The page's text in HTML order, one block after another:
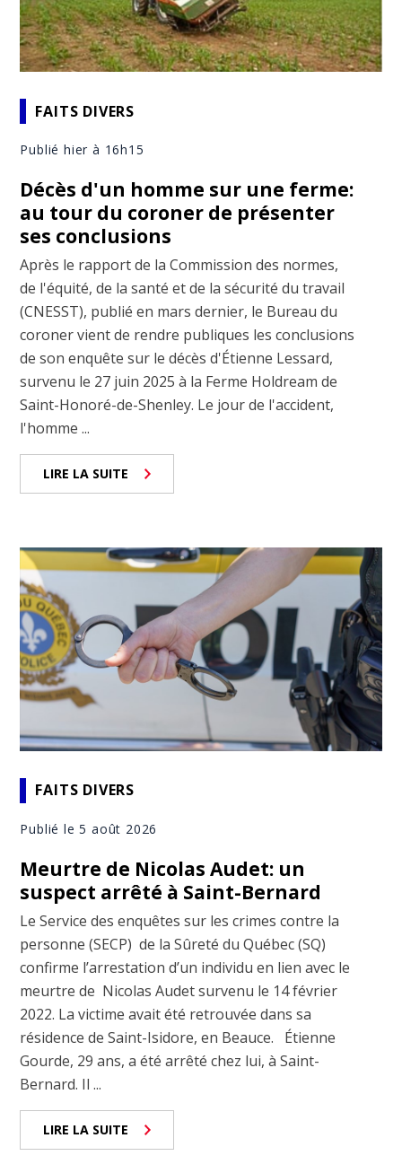
FAITS DIVERS
Publié hier à 16h15
Décès d'un homme sur une ferme:
au tour du coroner de présenter
ses conclusions
Après le rapport de la Commission des normes,
de l'équité, de la santé et de la sécurité du travail
(CNESST), publié en mars dernier, le Bureau du
coroner vient de rendre publiques les conclusions
de son enquête sur le décès d'Étienne Lessard,
survenu le 27 juin 2025 à la Ferme Holdream de
Saint-Honoré-de-Shenley. Le jour de l'accident,
l'homme ...
LIRE LA SUITE
FAITS DIVERS
Publié le 5 août 2026
Meurtre de Nicolas Audet: un
suspect arrêté à Saint-Bernard
Le Service des enquêtes sur les crimes contre la
personne (SECP) de la Sûreté du Québec (SQ)
confirme l’arrestation d’un individu en lien avec le
meurtre de Nicolas Audet survenu le 14 février
2022. La victime avait été retrouvée dans sa
résidence de Saint-Isidore, en Beauce. Étienne
Gourde, 29 ans, a été arrêté chez lui, à Saint-
Bernard. Il ...
LIRE LA SUITE